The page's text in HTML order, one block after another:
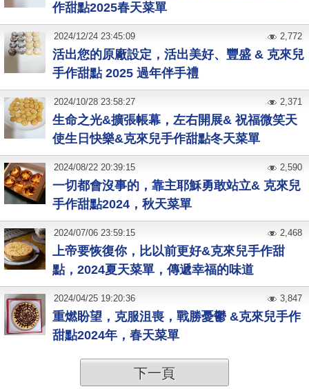
作甜點2025春天菜單
活出您的原廠設定，活出美好、豐盛 & 克來兒
手作甜點 2025 過年伴手禮
2024/12/24 23:45:09 2,772
生命之光&擴張帳幕，左右開展& 祝福微笑天
使生日快樂&克來兒手作甜點冬天菜單
2024/10/28 23:58:27 2,371
一切都會沒事的，靠主耶穌勇敢站立& 克來兒
手作甜點2024，秋天菜單
2024/08/22 20:39:15 2,590
上帝要恢復你，比以前更好&克來兒手作甜
點，2024夏天菜單，傳遞幸福的味道
2024/07/06 23:59:15 2,468
重燃盼望，克服沮喪，戰勝憂鬱 &克來兒手作
甜點2024年，春天菜單
2024/04/25 19:20:36 3,847
下一頁